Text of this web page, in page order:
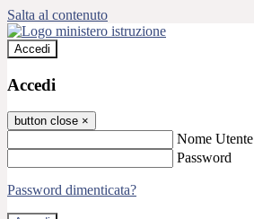
Salta al contenuto
Accedi
Accedi
button close ×
Nome Utente
Password
Password dimenticata?